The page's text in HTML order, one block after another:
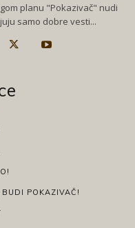
planu "Pokazivač" nudi
samo dobre vesti...
POKAZIVAČ!